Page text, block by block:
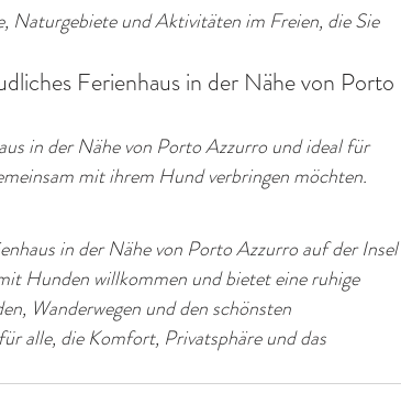
Naturgebiete und Aktivitäten im Freien, die Sie
Ferienhaus in der Nähe von Porto
in der Nähe von Porto Azzurro und ideal für
mit ihrem Hund verbringen möchten.
in der Nähe von Porto Azzurro auf der Insel
Hunden willkommen und bietet eine ruhige
Wanderwegen und den schönsten
alle, die Komfort, Privatsphäre und das